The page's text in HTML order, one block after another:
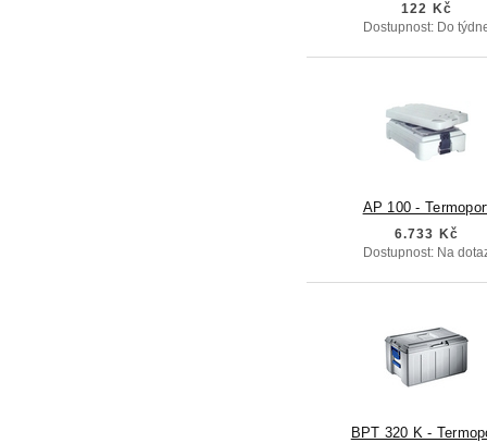
122 Kč
Dostupnost: Do
AP 100 -
6.733 Kč
Dostupnost: Na
BPT 320 K -